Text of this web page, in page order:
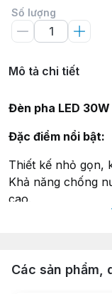
Số lượng
Mô tả chi tiết
Đèn pha LED
Đặc điểm nổi bật:
Thiết kế nhỏ gọn,
Khả năng chống
cao.
Mặt kính cường
Thân đèn được
Các sản phẩm,